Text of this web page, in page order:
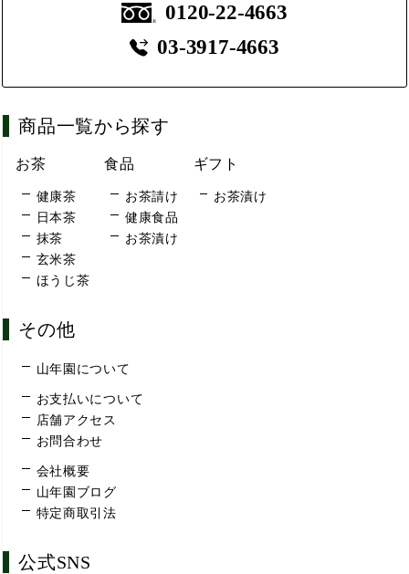
0120-22-4663
03-3917-4663
商品一覧から探す
お茶
健康茶
日本茶
抹茶
玄米茶
ほうじ茶
食品
お茶請け
健康食品
お茶漬け
ギフト
お茶漬け
その他
山年園について
お支払いについて
店舗アクセス
お問合わせ
会社概要
山年園ブログ
特定商取引法
公式SNS